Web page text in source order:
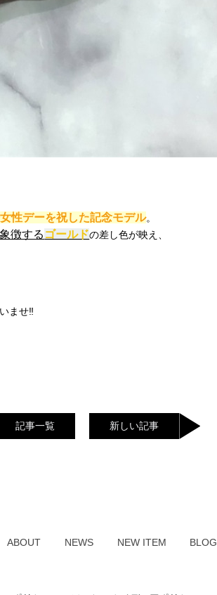
性デーを祝した記念モデル。
徴する ゴールドの差し色が映え、
ませ‼︎
記事一覧 新しい記事
ABOUT NEWS NEW ITEM BLOG